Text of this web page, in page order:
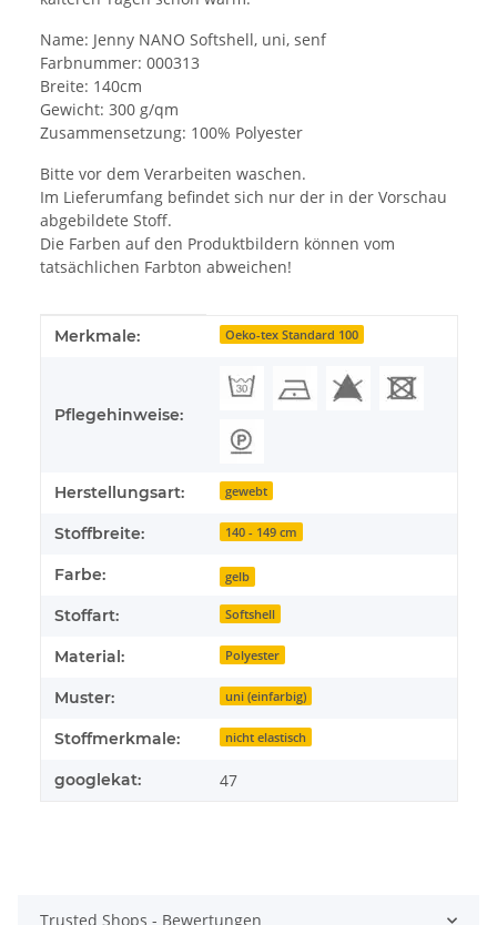
Name: Jenny NANO Softshell, uni, senf
Farbnummer: 000313
Breite: 140cm
Gewicht: 300 g/qm
Zusammensetzung: 100% Polyester
Bitte vor dem Verarbeiten waschen.
Im Lieferumfang befindet sich nur der in der Vorschau
abgebildete Stoff.
Die Farben auf den Produktbildern können vom
tatsächlichen Farbton abweichen!
Produkteigenschaft
Wert
Merkmale: Oeko-tex Standard 100
Pflegehinweise:
Herstellungsart: gewebt
Stoffbreite: 140 - 149 cm
Farbe: gelb
Stoffart: Softshell
Material: Polyester
Muster: uni (einfarbig)
Stoffmerkmale: nicht elastisch
googlekat: 47
Trusted Shops - Bewertungen